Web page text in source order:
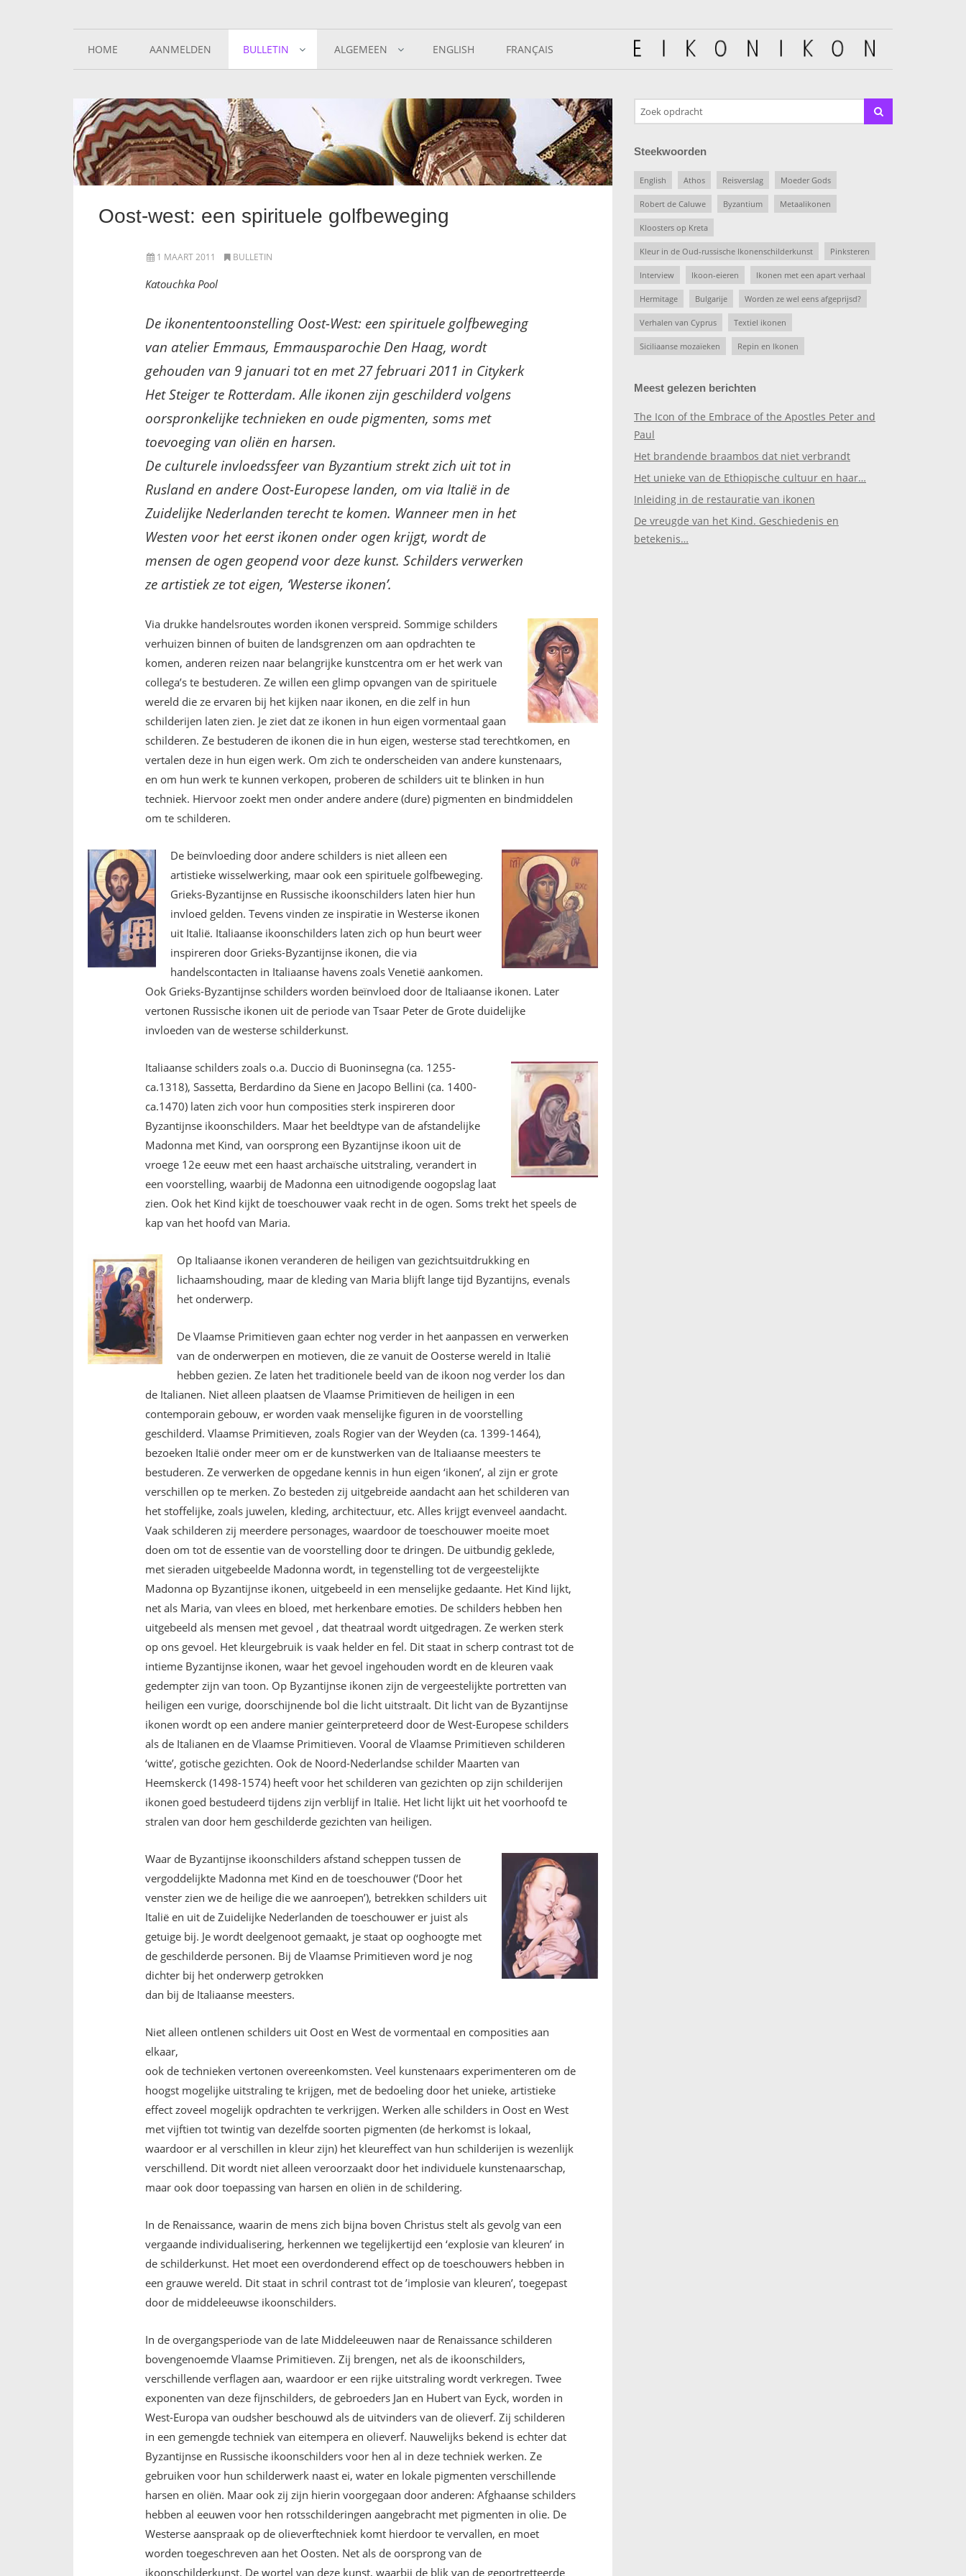
HOME AANMELDEN BULLETIN ALGEMEEN ENGLISH FRANÇAIS
Oost-west: een spirituele golfbeweging
1 MAART 2011 BULLETIN
Katouchka Pool
De ikonententoonstelling Oost-West: een spirituele golfbeweging
van atelier Emmaus, Emmausparochie Den Haag, wordt
gehouden van 9 januari tot en met 27 februari 2011 in Citykerk
Het Steiger te Rotterdam. Alle ikonen zijn geschilderd volgens
oorspronkelijke technieken en oude pigmenten, soms met
toevoeging van oliën en harsen.
De culturele invloedssfeer van Byzantium strekt zich uit tot in
Rusland en andere Oost-Europese landen, om via Italië in de
Zuidelijke Nederlanden terecht te komen. Wanneer men in het
Westen voor het eerst ikonen onder ogen krijgt, wordt de
mensen de ogen geopend voor deze kunst. Schilders verwerken
ze artistiek ze tot eigen, ‘Westerse ikonen’.
Via drukke handelsroutes worden ikonen verspreid. Sommige schilders
verhuizen binnen of buiten de landsgrenzen om aan opdrachten te
komen, anderen reizen naar belangrijke kunstcentra om er het werk van
collega’s te bestuderen. Ze willen een glimp opvangen van de spirituele
wereld die ze ervaren bij het kijken naar ikonen, en die zelf in hun
schilderijen laten zien. Je ziet dat ze ikonen in hun eigen vormentaal gaan
schilderen. Ze bestuderen de ikonen die in hun eigen, westerse stad terechtkomen, en
vertalen deze in hun eigen werk. Om zich te onderscheiden van andere kunstenaars,
en om hun werk te kunnen verkopen, proberen de schilders uit te blinken in hun
techniek. Hiervoor zoekt men onder andere andere (dure) pigmenten en bindmiddelen
om te schilderen.
De beïnvloeding door andere schilders is niet alleen een
artistieke wisselwerking, maar ook een spirituele golfbeweging.
Grieks-Byzantijnse en Russische ikoonschilders laten hier hun
invloed gelden. Tevens vinden ze inspiratie in Westerse ikonen
uit Italië. Italiaanse ikoonschilders laten zich op hun beurt weer
inspireren door Grieks-Byzantijnse ikonen, die via
handelscontacten in Italiaanse havens zoals Venetië aankomen.
Ook Grieks-Byzantijnse schilders worden beïnvloed door de Italiaanse ikonen. Later
vertonen Russische ikonen uit de periode van Tsaar Peter de Grote duidelijke
invloeden van de westerse schilderkunst.
Italiaanse schilders zoals o.a. Duccio di Buoninsegna (ca. 1255-
ca.1318), Sassetta, Berdardino da Siene en Jacopo Bellini (ca. 1400-
ca.1470) laten zich voor hun composities sterk inspireren door
Byzantijnse ikoonschilders. Maar het beeldtype van de afstandelijke
Madonna met Kind, van oorsprong een Byzantijnse ikoon uit de
vroege 12e eeuw met een haast archaïsche uitstraling, verandert in
een voorstelling, waarbij de Madonna een uitnodigende oogopslag laat
zien. Ook het Kind kijkt de toeschouwer vaak recht in de ogen. Soms trekt het speels de
kap van het hoofd van Maria.
Op Italiaanse ikonen veranderen de heiligen van gezichtsuitdrukking en
lichaamshouding, maar de kleding van Maria blijft lange tijd Byzantijns, evenals
het onderwerp.
De Vlaamse Primitieven gaan echter nog verder in het aanpassen en verwerken
van de onderwerpen en motieven, die ze vanuit de Oosterse wereld in Italië
hebben gezien. Ze laten het traditionele beeld van de ikoon nog verder los dan
de Italianen. Niet alleen plaatsen de Vlaamse Primitieven de heiligen in een
contemporain gebouw, er worden vaak menselijke figuren in de voorstelling
geschilderd. Vlaamse Primitieven, zoals Rogier van der Weyden (ca. 1399-1464),
bezoeken Italië onder meer om er de kunstwerken van de Italiaanse meesters te
bestuderen. Ze verwerken de opgedane kennis in hun eigen ‘ikonen’, al zijn er grote
verschillen op te merken. Zo besteden zij uitgebreide aandacht aan het schilderen van
het stoffelijke, zoals juwelen, kleding, architectuur, etc. Alles krijgt evenveel aandacht.
Vaak schilderen zij meerdere personages, waardoor de toeschouwer moeite moet
doen om tot de essentie van de voorstelling door te dringen. De uitbundig geklede,
met sieraden uitgebeelde Madonna wordt, in tegenstelling tot de vergeestelijkte
Madonna op Byzantijnse ikonen, uitgebeeld in een menselijke gedaante. Het Kind lijkt,
net als Maria, van vlees en bloed, met herkenbare emoties. De schilders hebben hen
uitgebeeld als mensen met gevoel , dat theatraal wordt uitgedragen. Ze werken sterk
op ons gevoel. Het kleurgebruik is vaak helder en fel. Dit staat in scherp contrast tot de
intieme Byzantijnse ikonen, waar het gevoel ingehouden wordt en de kleuren vaak
gedempter zijn van toon. Op Byzantijnse ikonen zijn de vergeestelijkte portretten van
heiligen een vurige, doorschijnende bol die licht uitstraalt. Dit licht van de Byzantijnse
ikonen wordt op een andere manier geïnterpreteerd door de West-Europese schilders
als de Italianen en de Vlaamse Primitieven. Vooral de Vlaamse Primitieven schilderen
‘witte’, gotische gezichten. Ook de Noord-Nederlandse schilder Maarten van
Heemskerck (1498-1574) heeft voor het schilderen van gezichten op zijn schilderijen
ikonen goed bestudeerd tijdens zijn verblijf in Italië. Het licht lijkt uit het voorhoofd te
stralen van door hem geschilderde gezichten van heiligen.
Waar de Byzantijnse ikoonschilders afstand scheppen tussen de
vergoddelijkte Madonna met Kind en de toeschouwer (‘Door het
venster zien we de heilige die we aanroepen’), betrekken schilders uit
Italië en uit de Zuidelijke Nederlanden de toeschouwer er juist als
getuige bij. Je wordt deelgenoot gemaakt, je staat op ooghoogte met
de geschilderde personen. Bij de Vlaamse Primitieven word je nog
dichter bij het onderwerp getrokken
dan bij de Italiaanse meesters.
Niet alleen ontlenen schilders uit Oost en West de vormentaal en composities aan
elkaar,
ook de technieken vertonen overeenkomsten. Veel kunstenaars experimenteren om de
hoogst mogelijke uitstraling te krijgen, met de bedoeling door het unieke, artistieke
effect zoveel mogelijk opdrachten te verkrijgen. Werken alle schilders in Oost en West
met vijftien tot twintig van dezelfde soorten pigmenten (de herkomst is lokaal,
waardoor er al verschillen in kleur zijn) het kleureffect van hun schilderijen is wezenlijk
verschillend. Dit wordt niet alleen veroorzaakt door het individuele kunstenaarschap,
maar ook door toepassing van harsen en oliën in de schildering.
In de Renaissance, waarin de mens zich bijna boven Christus stelt als gevolg van een
vergaande individualisering, herkennen we tegelijkertijd een ‘explosie van kleuren’ in
de schilderkunst. Het moet een overdonderend effect op de toeschouwers hebben in
een grauwe wereld. Dit staat in schril contrast tot de ’implosie van kleuren’, toegepast
door de middeleeuwse ikoonschilders.
In de overgangsperiode van de late Middeleeuwen naar de Renaissance schilderen
bovengenoemde Vlaamse Primitieven. Zij brengen, net als de ikoonschilders,
verschillende verflagen aan, waardoor er een rijke uitstraling wordt verkregen. Twee
exponenten van deze fijnschilders, de gebroeders Jan en Hubert van Eyck, worden in
West-Europa van oudsher beschouwd als de uitvinders van de olieverf. Zij schilderen
in een gemengde techniek van eitempera en olieverf. Nauwelijks bekend is echter dat
Byzantijnse en Russische ikoonschilders voor hen al in deze techniek werken. Ze
gebruiken voor hun schilderwerk naast ei, water en lokale pigmenten verschillende
harsen en oliën. Maar ook zij zijn hierin voorgegaan door anderen: Afghaanse schilders
hebben al eeuwen voor hen rotsschilderingen aangebracht met pigmenten in olie. De
Westerse aanspraak op de olieverftechniek komt hierdoor te vervallen, en moet
worden toegeschreven aan het Oosten. Net als de oorsprong van de
ikoonschilderkunst. De wortel van deze kunst, waarbij de blik van de geportretteerde
Steekwoorden
English Athos Reisverslag Moeder Gods
Robert de Caluwe Byzantium Metaalikonen
Kloosters op Kreta
Kleur in de Oud-russische Ikonenschilderkunst Pinksteren
Interview Ikoon-eieren Ikonen met een apart verhaal
Hermitage Bulgarije Worden ze wel eens afgeprijsd?
Verhalen van Cyprus Textiel ikonen
Siciliaanse mozaïeken Repin en Ikonen
Meest gelezen berichten
The Icon of the Embrace of the Apostles Peter and
Paul
Het brandende braambos dat niet verbrandt
Het unieke van de Ethiopische cultuur en haar…
Inleiding in de restauratie van ikonen
De vreugde van het Kind. Geschiedenis en
betekenis…